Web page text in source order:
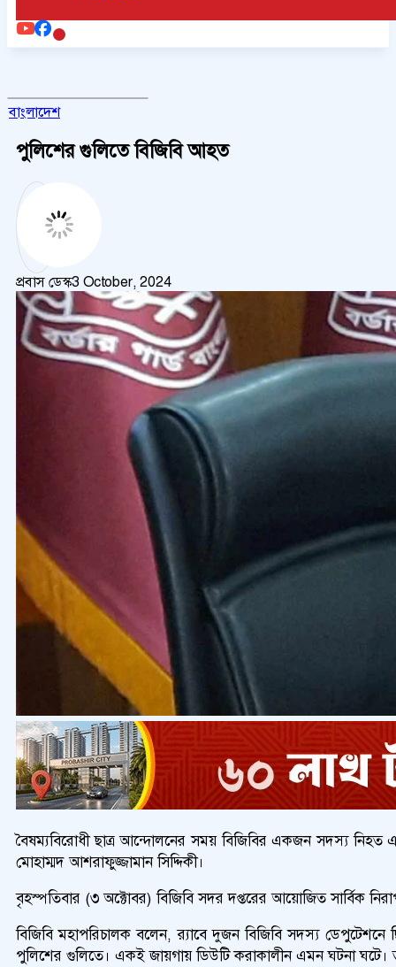
বাংলাদেশ
পুলিশের গুলিতে বিজিবি আহত
প্রবাস ডেস্ক3 October, 2024
বৈষম্যবিরোধী ছাত্র আন্দোলনের সময় বিজিবির একজন সদস্য
মোহাম্মদ আশরাফুজ্জামান সিদ্দিকী।
বৃহস্পতিবার (৩ অক্টোবর) বিজিবি সদর দপ্তরের আয়োজিত সার্বিক
বিজিবি মহাপরিচালক বলেন, র‍্যাবে দুজন বিজিবি সদস্য
পুলিশের গুলিতে। একই জায়গায় ডিউটি করাকালীন এমন ঘটনা